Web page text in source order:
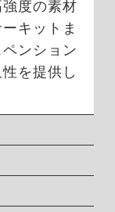
度の素材
キットま
ンション
を提供し